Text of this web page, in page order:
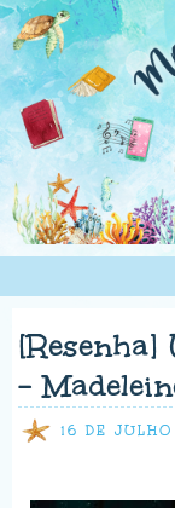
[Resenha]
-
16 DE